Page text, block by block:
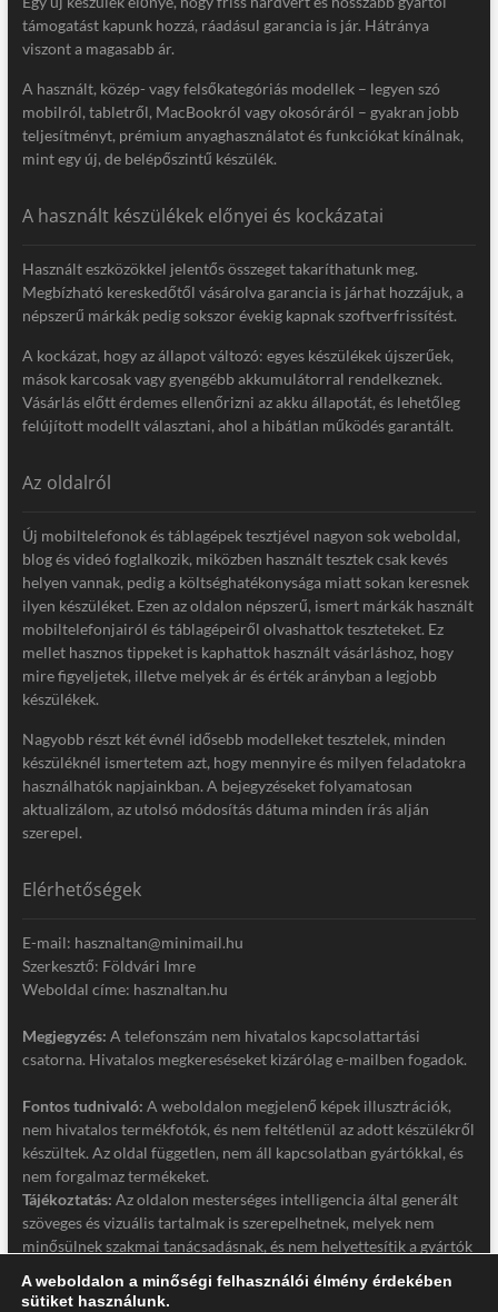
támogatást kapunk hozzá, ráadásul garancia is jár. Hátránya
viszont a magasabb ár.
A használt, közép- vagy felsőkategóriás modellek – legyen szó
mobilról, tabletről, MacBookról vagy okosóráról – gyakran jobb
teljesítményt, prémium anyaghasználatot és funkciókat kínálnak,
mint egy új, de belépőszintű készülék.
A használt készülékek előnyei és kockázatai
Használt eszközökkel jelentős összeget takaríthatunk meg.
Megbízható kereskedőtől vásárolva garancia is járhat hozzájuk, a
népszerű márkák pedig sokszor évekig kapnak szoftverfrissítést.
A kockázat, hogy az állapot változó: egyes készülékek újszerűek,
mások karcosak vagy gyengébb akkumulátorral rendelkeznek.
Vásárlás előtt érdemes ellenőrizni az akku állapotát, és lehetőleg
felújított modellt választani, ahol a hibátlan működés garantált.
Az oldalról
Új mobiltelefonok és táblagépek tesztjével nagyon sok weboldal,
blog és videó foglalkozik, miközben használt tesztek csak kevés
helyen vannak, pedig a költséghatékonysága miatt sokan keresnek
ilyen készüléket. Ezen az oldalon népszerű, ismert márkák használt
mobiltelefonjairól és táblagépeiről olvashattok teszteteket. Ez
mellet hasznos tippeket is kaphattok használt vásárláshoz, hogy
mire figyeljetek, illetve melyek ár és érték arányban a legjobb
készülékek.
Nagyobb részt két évnél idősebb modelleket tesztelek, minden
készüléknél ismertetem azt, hogy mennyire és milyen feladatokra
használhatók napjainkban. A bejegyzéseket folyamatosan
aktualizálom, az utolsó módosítás dátuma minden írás alján
szerepel.
Elérhetőségek
E-mail: hasznaltan@minimail.hu
Szerkesztő: Földvári Imre
Weboldal címe: hasznaltan.hu
Megjegyzés: A telefonszám nem hivatalos kapcsolattartási
csatorna. Hivatalos megkereséseket kizárólag e-mailben fogadok.
Fontos tudnivaló: A weboldalon megjelenő képek illusztrációk,
nem hivatalos termékfotók, és nem feltétlenül az adott készülékről
készültek. Az oldal független, nem áll kapcsolatban gyártókkal, és
nem forgalmaz termékeket.
Tájékoztatás: Az oldalon mesterséges intelligencia által generált
szöveges és vizuális tartalmak is szerepelhetnek, melyek nem
minősülnek szakmai tanácsadásnak, és nem helyettesítik a gyártók
A weboldalon a minőségi felhasználói élmény érdekében
sütiket használunk.